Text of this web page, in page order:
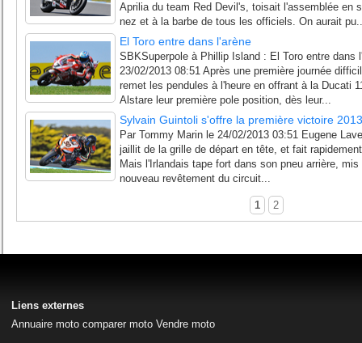
Aprilia du team Red Devil's, toisait l'assemblée en
nez et à la barbe de tous les officiels. On aurait
El Toro entre dans l'arène
SBKSuperpole à Phillip Island : El Toro entre dans
23/02/2013 08:51 Après une première journée
remet les pendules à l'heure en offrant à la Ducati
Alstare leur première pole position, dès leur...
Sylvain Guintoli s'offre la première victoire 2013
Par Tommy Marin le 24/02/2013 03:51 Eugene
jaillit de la grille de départ en tête, et fait
Mais l'Irlandais tape fort dans son pneu arrière,
nouveau revêtement du circuit...
1 2
Liens externes
Annuaire moto comparer moto Vendre moto